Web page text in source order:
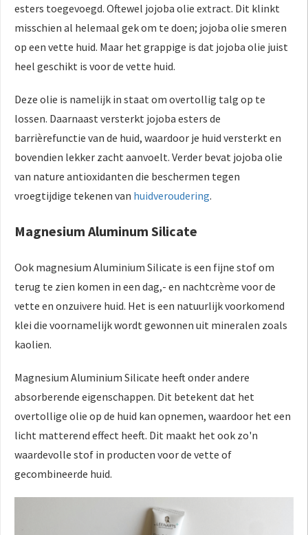
esters toegevoegd. Oftewel jojoba olie extract. Dit klinkt
misschien al helemaal gek om te doen; jojoba olie smeren
op een vette huid. Maar het grappige is dat jojoba olie juist
heel geschikt is voor de vette huid.
Deze olie is namelijk in staat om overtollig talg op te
lossen. Daarnaast versterkt jojoba esters de
barrièrefunctie van de huid, waardoor je huid versterkt en
bovendien lekker zacht aanvoelt. Verder bevat jojoba olie
van nature antioxidanten die beschermen tegen
vroegtijdige tekenen van huidveroudering.
Magnesium Aluminum Silicate
Ook magnesium Aluminium Silicate is een fijne stof om
terug te zien komen in een dag,- en nachtcrème voor de
vette en onzuivere huid. Het is een natuurlijk voorkomend
klei die voornamelijk wordt gewonnen uit mineralen zoals
kaolien.
Magnesium Aluminium Silicate heeft onder andere
absorberende eigenschappen. Dit betekent dat het
overtollige olie op de huid kan opnemen, waardoor het een
licht matterend effect heeft. Dit maakt het ook zo'n
waardevolle stof in producten voor de vette of
gecombineerde huid.